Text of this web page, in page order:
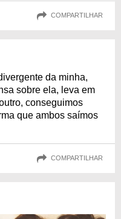
COMPARTILHAR
da minha,
sobre ela, leva em
conseguimos
que ambos saímos
COMPARTILHAR